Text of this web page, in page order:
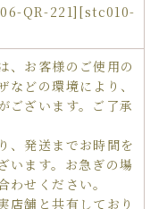
QR-221][stc010-
、お客様のご使用の
などの環境により、
ございます。ご了承
、発送までお時間を
います。お急ぎの場
わせください。
舗と共有しており